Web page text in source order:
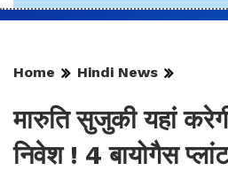
Home Hindi News
मारुति सुजुकी यहां
निवेश ! 4 बायोगैस